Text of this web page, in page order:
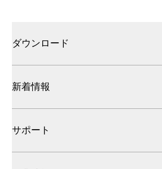
ダウンロード
新着情報
サポート